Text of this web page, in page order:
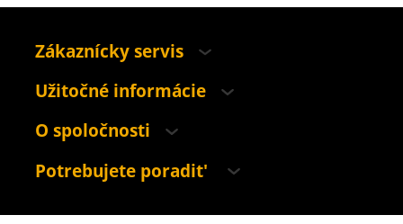
Zákaznícky servis
Užitočné informácie
O spoločnosti
Potrebujete poradit'